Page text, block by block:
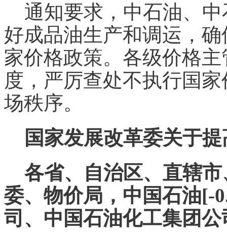
通知要求，中石油、中
好成品油生产和调运，
家价格政策。各级价格
度，严厉查处不执行国家
场秩序。
国家发展改革委关于
各省、自治区、直辖
委、物价局，中国石油[-
司、中国石油化工集团